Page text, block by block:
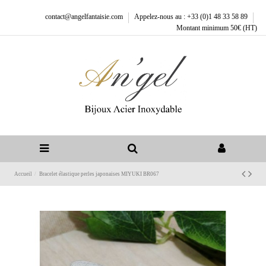
contact@angelfantaisie.com
Appelez-nous au : +33 (0)1 48 33 58 89
Montant minimum 50€ (HT)
Accueil Bracelet élastique perles japonaises MIYUKI BR067